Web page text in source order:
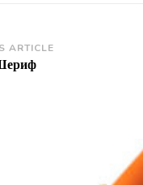
ARTICLE